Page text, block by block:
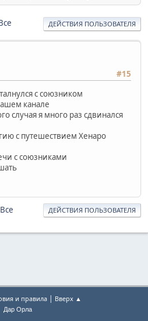
ДЕЙСТВИЯ ПОЛЬЗОВАТЕЛЯ
#15
с союзником
канале
случая я много раз сдвинался
с путешествием Хенаро
с союзниками
Все ДЕЙСТВИЯ ПОЛЬЗОВАТЕЛЯ
и правила | Вверх ▲
Дар Орла